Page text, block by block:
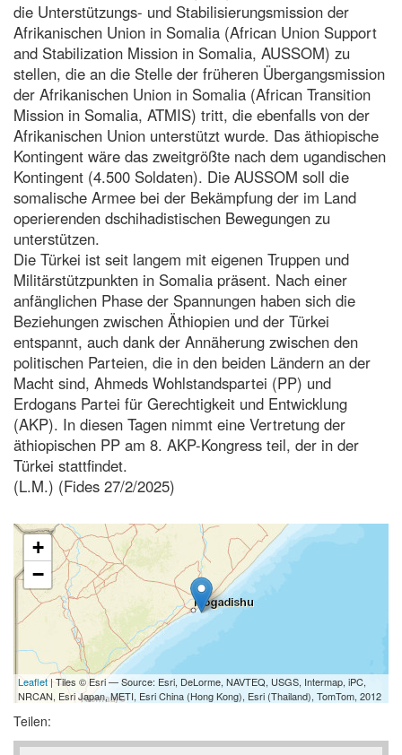
die Unterstützungs- und Stabilisierungsmission der
Afrikanischen Union in Somalia (African Union Support
and Stabilization Mission in Somalia, AUSSOM) zu
stellen, die an die Stelle der früheren Übergangsmission
der Afrikanischen Union in Somalia (African Transition
Mission in Somalia, ATMIS) tritt, die ebenfalls von der
Afrikanischen Union unterstützt wurde. Das äthiopische
Kontingent wäre das zweitgrößte nach dem ugandischen
Kontingent (4.500 Soldaten). Die AUSSOM soll die
somalische Armee bei der Bekämpfung der im Land
operierenden dschihadistischen Bewegungen zu
unterstützen.
Die Türkei ist seit langem mit eigenen Truppen und
Militärstützpunkten in Somalia präsent. Nach einer
anfänglichen Phase der Spannungen haben sich die
Beziehungen zwischen Äthiopien und der Türkei
entspannt, auch dank der Annäherung zwischen den
politischen Parteien, die in den beiden Ländern an der
Macht sind, Ahmeds Wohlstandspartei (PP) und
Erdogans Partei für Gerechtigkeit und Entwicklung
(AKP). In diesen Tagen nimmt eine Vertretung der
äthiopischen PP am 8. AKP-Kongress teil, der in der
Türkei stattfindet.
(L.M.) (Fides 27/2/2025)
+
−
Leaflet| Tiles © Esri — Source: Esri, DeLorme, NAVTEQ, USGS, Intermap, iPC,
NRCAN, Esri Japan, METI, Esri China (Hong Kong), Esri (Thailand), TomTom, 2012
Teilen: